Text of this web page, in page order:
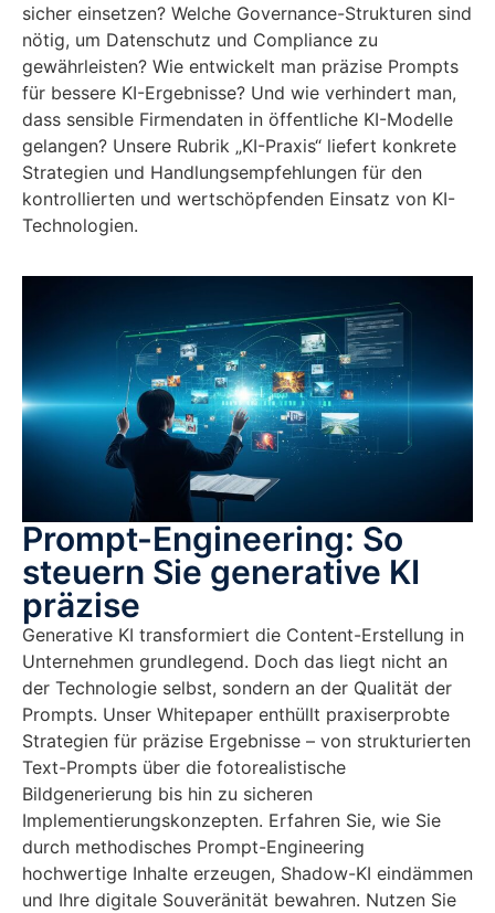
sicher einsetzen? Welche Governance-Strukturen sind
nötig, um Datenschutz und Compliance zu
gewährleisten? Wie entwickelt man präzise Prompts
für bessere KI-Ergebnisse? Und wie verhindert man,
dass sensible Firmendaten in öffentliche KI-Modelle
gelangen? Unsere Rubrik „KI-Praxis“ liefert konkrete
Strategien und Handlungsempfehlungen für den
kontrollierten und wertschöpfenden Einsatz von KI-
Technologien.
Prompt-Engineering: So
steuern Sie generative KI
präzise
Generative KI transformiert die Content-Erstellung in
Unternehmen grundlegend. Doch das liegt nicht an
der Technologie selbst, sondern an der Qualität der
Prompts. Unser Whitepaper enthüllt praxiserprobte
Strategien für präzise Ergebnisse – von strukturierten
Text-Prompts über die fotorealistische
Bildgenerierung bis hin zu sicheren
Implementierungskonzepten. Erfahren Sie, wie Sie
durch methodisches Prompt-Engineering
hochwertige Inhalte erzeugen, Shadow-KI eindämmen
und Ihre digitale Souveränität bewahren. Nutzen Sie